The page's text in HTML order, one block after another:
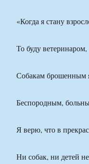
«Когда я стану
То буду ветеринаром,
Собакам брошенным
Беспородным,
Я верю, что в
Ни собак, ни детей